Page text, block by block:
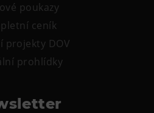
poukazy
ceník
projekty DOV
prohlídky